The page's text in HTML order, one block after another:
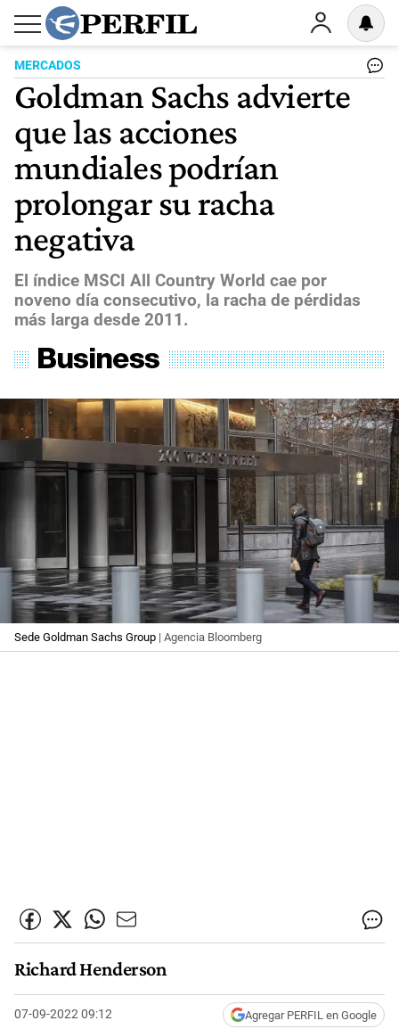
MERCADOS
Goldman Sachs advierte
que las acciones
mundiales podrían
prolongar su racha
negativa
El índice MSCI All Country World cae por
noveno día consecutivo, la racha de pérdidas
más larga desde 2011.
Sede Goldman Sachs Group | Agencia Bloomberg
Richard Henderson
07-09-2022 09:12 Agregar PERFIL en Google